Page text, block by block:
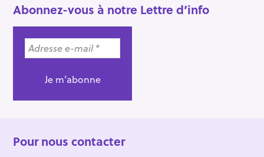
Abonnez-vous à notre Lettre d’info
Pour nous contacter